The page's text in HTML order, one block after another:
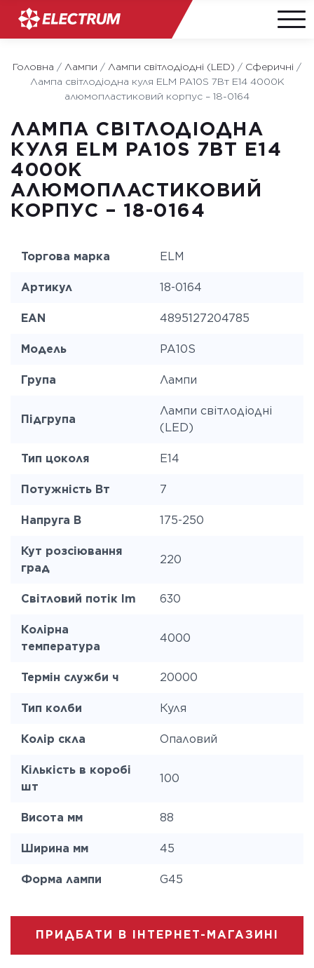
content
Головна / Лампи / Лампи світлодіодні (LED) / Сферичні /
Лампа світлодіодна куля ELM PA10S 7Вт E14 4000K
алюмопластиковий корпус – 18-0164
ЛАМПА СВІТЛОДІОДНА
КУЛЯ ELM PA10S 7ВТ E14
4000K
АЛЮМОПЛАСТИКОВИЙ
КОРПУС – 18-0164
Торгова марка ELM
Артикул 18-0164
EAN 4895127204785
Модель PA10S
Група Лампи
Підгрупа
Лампи світлодіодні
(LED)
Тип цоколя E14
Потужність Вт 7
Напруга В 175-250
Кут розсіювання
град
220
Світловий потік lm 630
Колірна
температура
4000
Термін служби ч 20000
Тип колби Куля
Колір скла Опаловий
Кількість в коробі
шт
100
Висота мм 88
Ширина мм 45
Форма лампи G45
ПРИДБАТИ В ІНТЕРНЕТ-МАГАЗИНІ